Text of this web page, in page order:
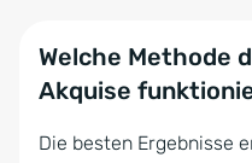
Welche Methode
Akquise
Die besten Ergebnisse